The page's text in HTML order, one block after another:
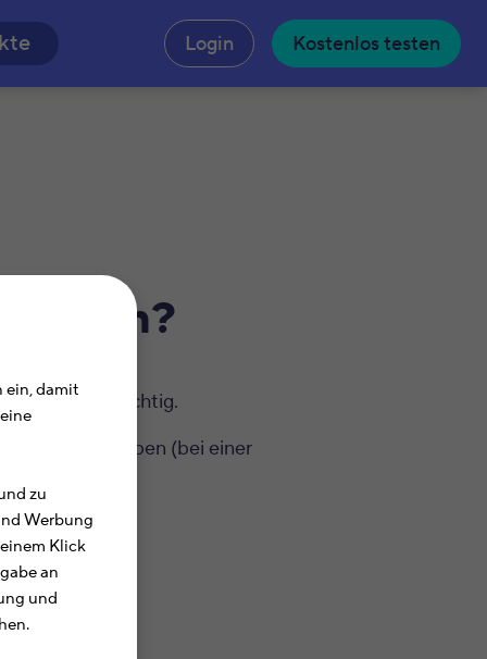
ein, damit
zu
Werbung
Klick
an
und
Login Kostenlos testen
ein?
wichtig.
Sonderausgaben (bei einer